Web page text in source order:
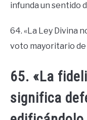
infunda un sentido
64. «La Ley Divina
voto mayoritario de
65. «La
significa